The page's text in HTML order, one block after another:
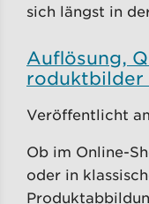
sich längst in
Auflösung,
roduktbilder
Veröffentlicht
Ob im Online-
oder in